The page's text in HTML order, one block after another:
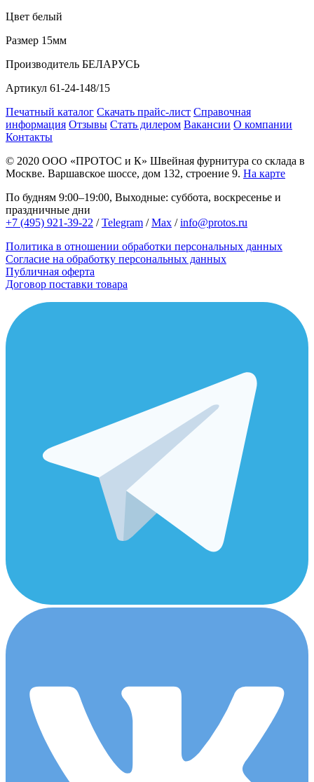
Цвет белый
Размер 15мм
Производитель БЕЛАРУСЬ
Артикул 61-24-148/15
Печатный каталог Скачать прайс-лист Справочная
информация Отзывы Стать дилером Вакансии О компании
Контакты
© 2020 ООО «ПРОТОС и К» Швейная фурнитура со склада в
Москве. Варшавское шоссе, дом 132, строение 9. На карте
По будням 9:00–19:00, Выходные: суббота, воскресенье и
праздничные дни
+7 (495) 921-39-22 /Telegram /Max /info@protos.ru
Политика в отношении обработки персональных данных
Согласие на обработку персональных данных
Публичная оферта
Договор поставки товара